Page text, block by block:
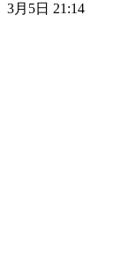
3月5日 21:14